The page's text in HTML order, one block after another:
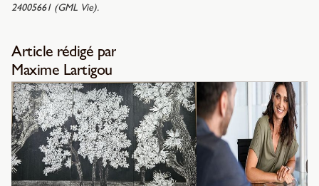
24005661 (GML Vie).
Article rédigé par
Maxime Lartigou